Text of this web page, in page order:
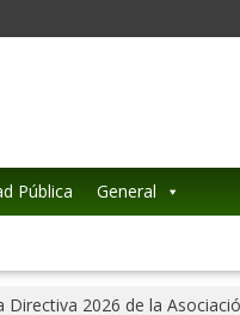
Pública General
2026 de la